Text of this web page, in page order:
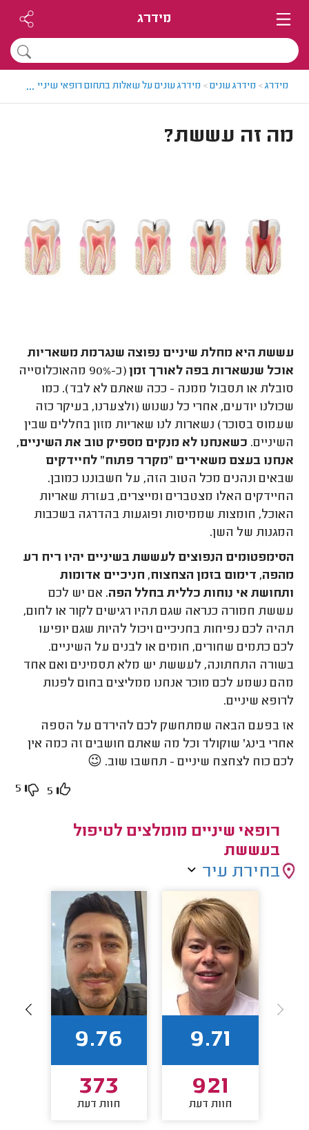
מידרג
מידרג> מידרג עונים> מידרג עונים על שאלות בתחום רופאי שיניים >...
מה זה עששת?
עששת היא מחלת שיניים נפוצה שנגרמת משאריות
אוכל שנשארות בפה לאורך זמן
(כ-90% מהאוכלוסייה
סובלת או תסבול ממנה - ככה שאתם לא לבד). כמו
שכולנו יודעים, אחרי כל נשנוש (ולצערנו, בעיקר כזה
שעמוס בסוכר) נשארות לנו שאריות מזון בחללים שבין
השיניים. כשאנחנו לא מנקים מספיק טוב את השיניים,
אנחנו בעצם משאירים "מקרר פתוח" לחיידקים
שבאים ונהנים מכל הטוב הזה, על חשבוננו כמובן.
החיידקים האלו מצטברים ומייצרים, בעזרת שאריות
האוכל, חומצות שממיסות ופוגעות בהדרגה בשכבות
המגנות של השן.
הסימפטומים הנפוצים לעששת בשיניים יהיו ריח רע
מהפה, דימום בזמן הצחצוח, חניכיים אדומות
ותחושת אי נוחות כללית בחלל הפה. אם יש לכם
עששת חמורה כנראה שגם תהיו רגישים לקור או לחום,
תהיה לכם נפיחות בחניכיים ויכול להיות שגם יופיעו
לכם כתמים שחורים, חומים או לבנים על השיניים.
בשורה התחתונה, לעששת יש מלא תסמינים ואם אחד
מהם נשמע לכם מוכר אנחנו ממליצים בחום לפנות
לרופא שיניים.
אז בפעם הבאה שמתחשק לכם להירדם על הספה
אחרי בינג' שוקולד וכל מה שאתם חושבים זה כמה אין
לכם כוח לצחצח שיניים - תחשבו שוב. 😉
5
5
רופאי שיניים מומלצים לטיפול
בעששת
בחירת עיר
9.71
921
חוות דעת
9.76
373
חוות דעת